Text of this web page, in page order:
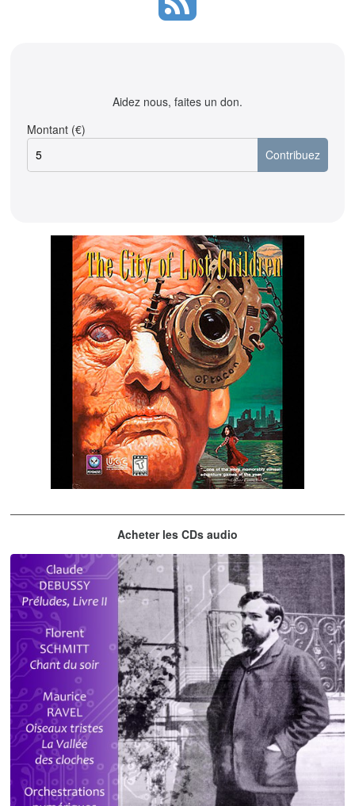
Aidez nous, faites un don.
Montant (€)
The City of Lost Children
Acheter les CDs audio